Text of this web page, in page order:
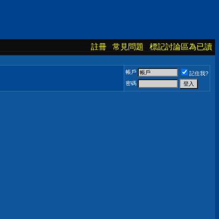
註冊 常見問題 標記討論區為已讀
帳戶
記住我?
密碼